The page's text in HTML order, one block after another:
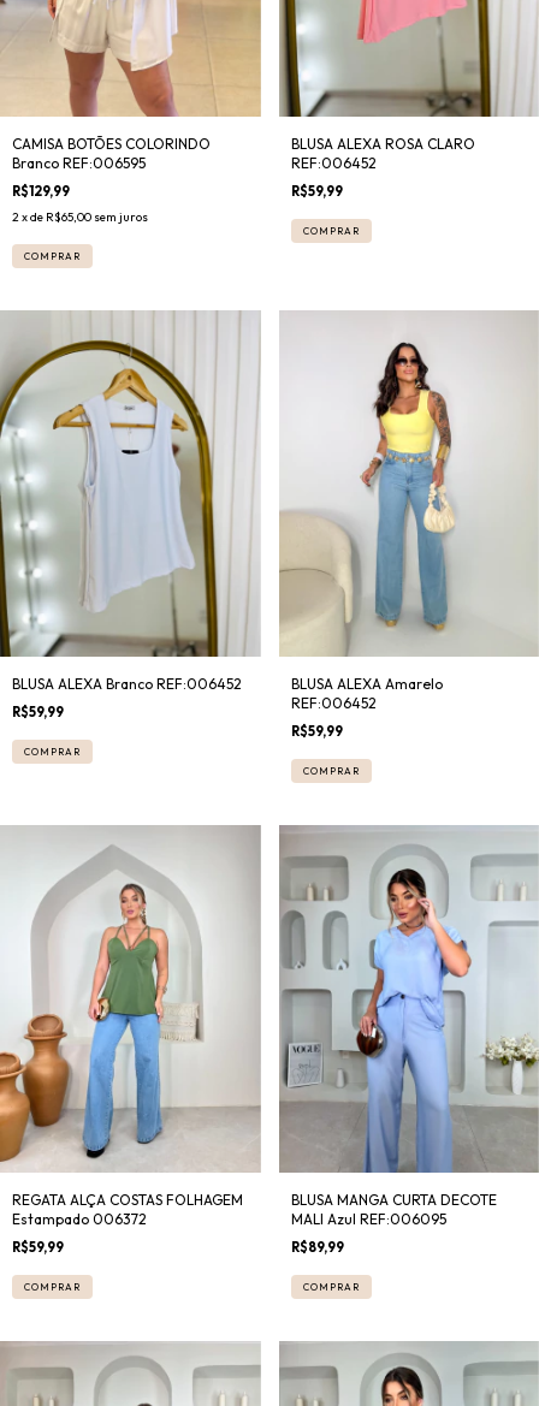
CAMISA BOTÕES COLORINDO
Branco REF:006595
R$129,99
2x de R$65,00 sem juros
COMPRAR
BLUSA ALEXA ROSA CLARO
REF:006452
R$59,99
COMPRAR
BLUSA ALEXA Branco REF:006452
R$59,99
COMPRAR
BLUSA ALEXA Amarelo
REF:006452
R$59,99
COMPRAR
REGATA ALÇA COSTAS FOLHAGEM
Estampado 006372
R$59,99
COMPRAR
BLUSA MANGA CURTA DECOTE
MALI Azul REF:006095
R$89,99
COMPRAR